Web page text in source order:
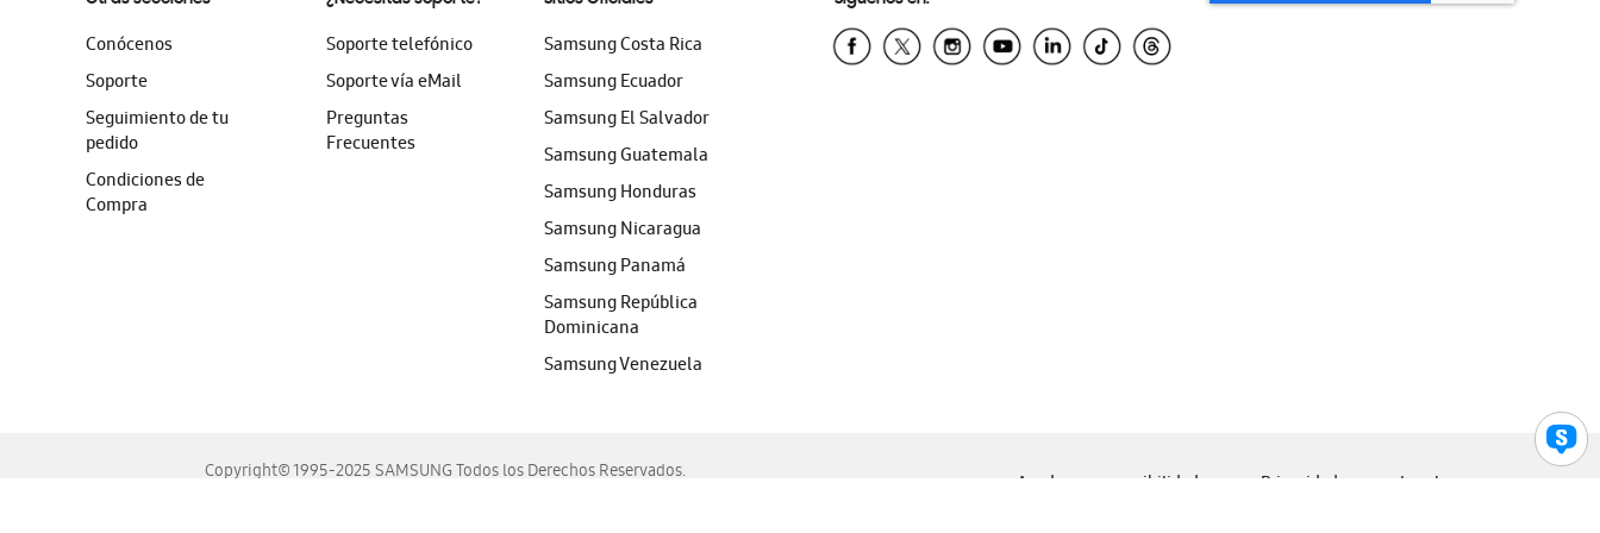
Conócenos
Soporte
Seguimiento de tu
pedido
Condiciones de
Compra
Soporte telefónico
Soporte vía eMail
Preguntas
Frecuentes
Samsung Costa Rica
Samsung Ecuador
Samsung El Salvador
Samsung Guatemala
Samsung Honduras
Samsung Nicaragua
Samsung Panamá
Samsung República
Dominicana
Samsung Venezuela
Copyright© 1995-2025 SAMSUNG Todos los Derechos Reservados.
Ayuda para accesibilidad Privacidad Legal